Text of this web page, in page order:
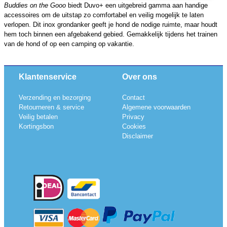
Buddies on the Gooo biedt Duvo+ een uitgebreid gamma aan handige
accessoires om de uitstap zo comfortabel en veilig mogelijk te laten
verlopen. Dit inox grondanker geeft je hond de nodige ruimte, maar houdt
hem toch binnen een afgebakend gebied. Gemakkelijk tijdens het trainen
van de hond of op een camping op vakantie.
Klantenservice
Verzending en bezorging
Retourneren & service
Veilig betalen
Kortingsbon
Over ons
Contact
Algemene voorwaarden
Privacy
Cookies
Disclaimer